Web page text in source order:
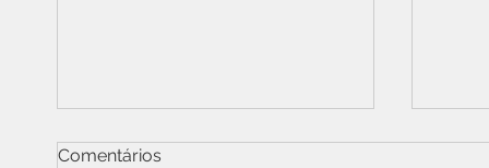
Comentários